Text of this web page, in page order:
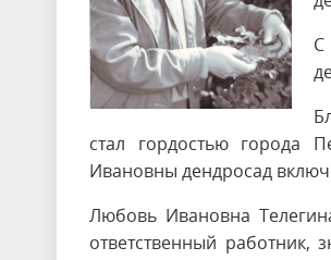
С
стал гордостью города
Ивановны дендросад
Любовь Ивановна
ответственный